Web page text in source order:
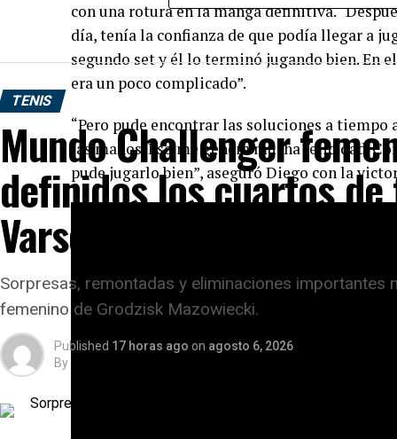
con una rotura en la manga definitiva.
día, tenía la confianza de que podía llegar a
segundo set y él lo terminó jugando bien. En
era un poco complicado”.
“Pero pude encontrar las soluciones a tiempo
las manos. Eso me genera mucha felicidad.
pude jugarlo bien”, aseguró Diego con la
TENIS
Mundo Challenger
definidos los cuartos de
Varsovia
Sorpresas, remontadas y eliminaciones importantes
femenino de Grodzisk Mazowiecki.
Published 17 horas ago on agosto 6, 2026
By